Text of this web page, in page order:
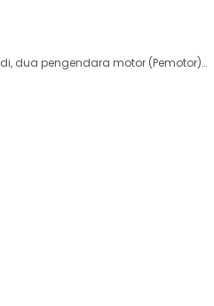
dua pengendara motor (Pemotor)…